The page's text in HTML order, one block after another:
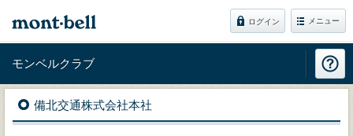
ログイン メニュー
モンベルクラブ
備北交通株式会社本社